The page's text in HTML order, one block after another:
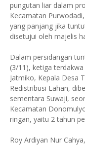
pungutan liar dalam
Kecamatan
yang panjang jika
disetujui oleh majelis
Dalam persidangan
(3/11), ketiga
Jatmiko, Kepala Desa
Redistribusi Lahan,
sementara Suwaji,
Kecamatan
ringan, yaitu 2 tahun
Roy Ardiyan Nur